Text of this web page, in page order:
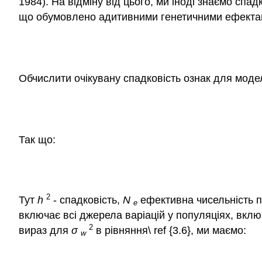
що обумовлено адитивними генетичними
Обчислити очікувану спадковість ознак для
Так що:
Тут h 2 - спадковість, N e ефективна чисельність
включає всі джерела варіацій у популяціях,
вираз для σ w
2 в рівняння\ ref {3.6}, ми маємо: